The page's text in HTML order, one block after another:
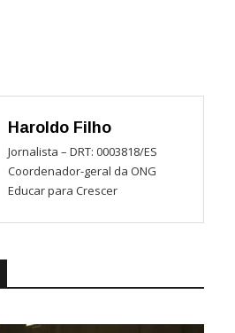
Haroldo Filho
Jornalista – DRT: 0003818/ES
Coordenador-geral da ONG
Educar para Crescer